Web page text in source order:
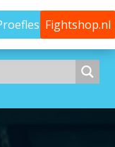
Fightshop.nl